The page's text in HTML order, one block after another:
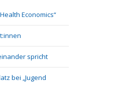
Economics“
spricht
bei „Jugend